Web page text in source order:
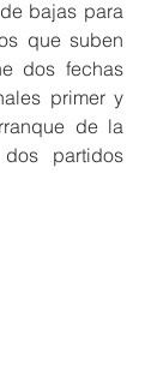
bajas para
que suben
dos fechas
primer y
de la
partidos